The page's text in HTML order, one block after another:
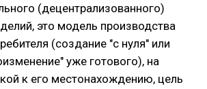
(децентрализованного)
это модель производства
(создание "с нуля" или
уже готового), на
к его местонахождению, цель